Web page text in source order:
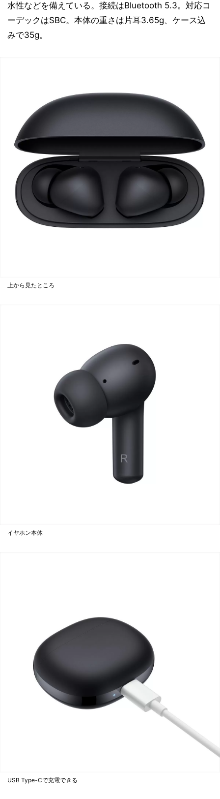
水性などを備えている。接続はBluetooth 5.3。対応コ
ーデックはSBC。本体の重さは片耳3.65g、ケース込
みで35g。
上から見たところ
イヤホン本体
USB Type-Cで充電できる